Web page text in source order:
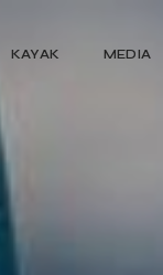
KAYAK
MEDIA